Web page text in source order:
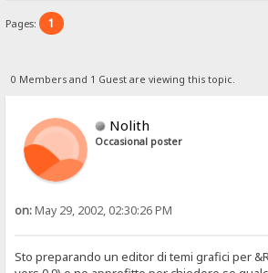
Pages: 1
0 Members and 1 Guest are viewing this topic.
Nolith
Occasional poster
on:May 29, 2002, 02:30:26 PM
Sto preparando un editor di temi grafici per